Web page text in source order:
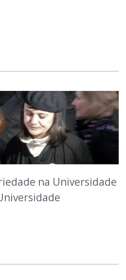
na Universidade